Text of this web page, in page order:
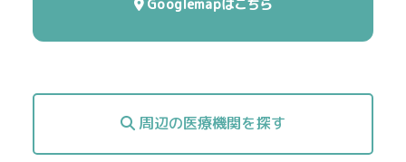
Googlemapはこちら
周辺の医療機関を探す